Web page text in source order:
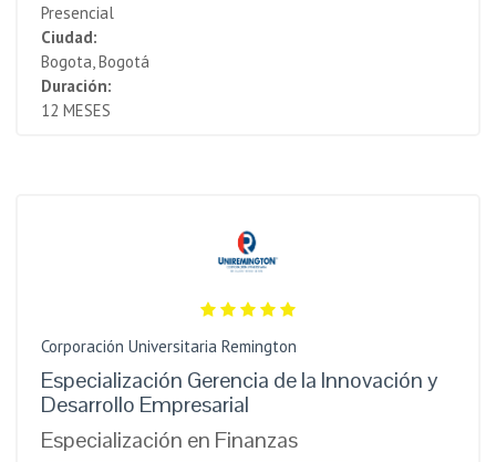
Presencial
Ciudad:
Bogota, Bogotá
Duración:
12 MESES
Corporación Universitaria Remington
Especialización Gerencia de la Innovación y
Desarrollo Empresarial
Especialización en Finanzas